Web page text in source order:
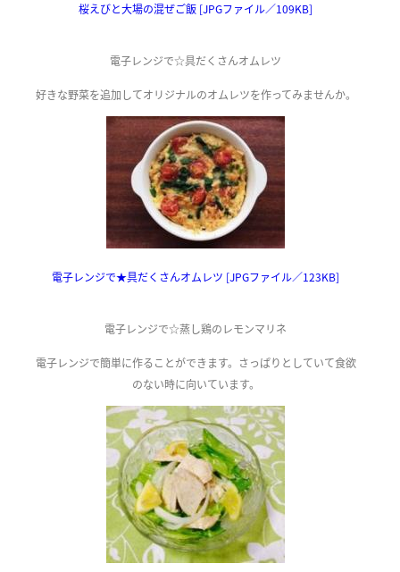
桜えびと大場の混ぜご飯 [JPGファイル／109KB]
電子レンジで☆具だくさんオムレツ
好きな野菜を追加してオリジナルのオムレツを作ってみませんか。
電子レンジで★具だくさんオムレツ [JPGファイル／123KB]
電子レンジで☆蒸し鶏のレモンマリネ
電子レンジで簡単に作ることができます。さっぱりとしていて食欲
のない時に向いています。